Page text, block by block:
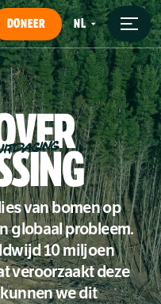
DONEER
van bomen op
globaal probleem.
10 miljoen
veroorzaakt deze
we dit